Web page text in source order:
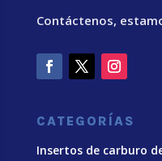
Contáctenos,
CATEGORÍAS
Insertos de carburo